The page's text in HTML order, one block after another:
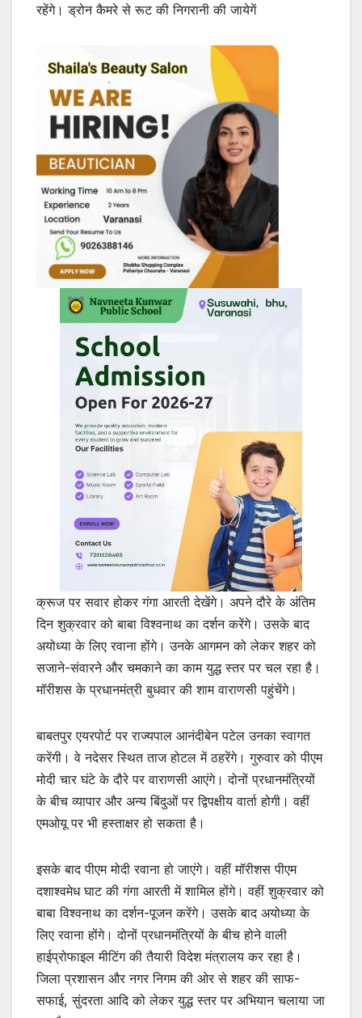
रहेंगे। ड्रोन कैमरे से रूट की निगरानी की जायेगें
क्रूज पर सवार होकर गंगा आरती देखेंगे। अपने दौरे के अंतिम
दिन शुक्रवार को बाबा विश्वनाथ का दर्शन करेंगे। उसके बाद
अयोध्या के लिए रवाना होंगे। उनके आगमन को लेकर शहर को
सजाने-संवारने और चमकाने का काम युद्ध स्तर पर चल रहा है।
मॉरीशस के प्रधानमंत्री बुधवार की शाम वाराणसी पहुंचेंगे।
बाबतपुर एयरपोर्ट पर राज्यपाल आनंदीबेन पटेल उनका स्वागत
करेंगी। वे नदेसर स्थित ताज होटल में ठहरेंगे। गुरुवार को पीएम
मोदी चार घंटे के दौरे पर वाराणसी आएंगे। दोनों प्रधानमंत्रियों
के बीच व्यापार और अन्य बिंदुओं पर द्विपक्षीय वार्ता होगी। वहीं
एमओयू पर भी हस्ताक्षर हो सकता है।
इसके बाद पीएम मोदी रवाना हो जाएंगे। वहीं मॉरीशस पीएम
दशाश्वमेध घाट की गंगा आरती में शामिल होंगे। वहीं शुक्रवार को
बाबा विश्वनाथ का दर्शन-पूजन करेंगे। उसके बाद अयोध्या के
लिए रवाना होंगे। दोनों प्रधानमंत्रियों के बीच होने वाली
हाईप्रोफाइल मीटिंग की तैयारी विदेश मंत्रालय कर रहा है।
जिला प्रशासन और नगर निगम की ओर से शहर की साफ-
सफाई, सुंदरता आदि को लेकर युद्ध स्तर पर अभियान चलाया जा